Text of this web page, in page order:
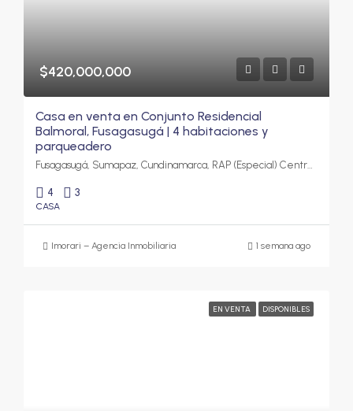
$420,000,000
Casa en venta en Conjunto Residencial
Balmoral, Fusagasugá | 4 habitaciones y
parqueadero
Fusagasugá, Sumapaz, Cundinamarca, RAP (Especial) Central, Colombia
4 3
CASA
Imorari – Agencia Inmobiliaria 1 semana ago
EN VENTA DISPONIBLES